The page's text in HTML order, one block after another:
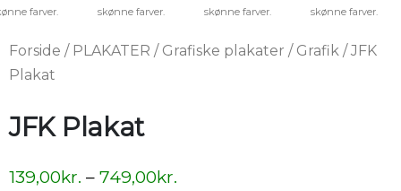
Forside / PLAKATER / Grafiske plakater / Grafik / JFK
Plakat
JFK Plakat
139,00kr. – 749,00kr.